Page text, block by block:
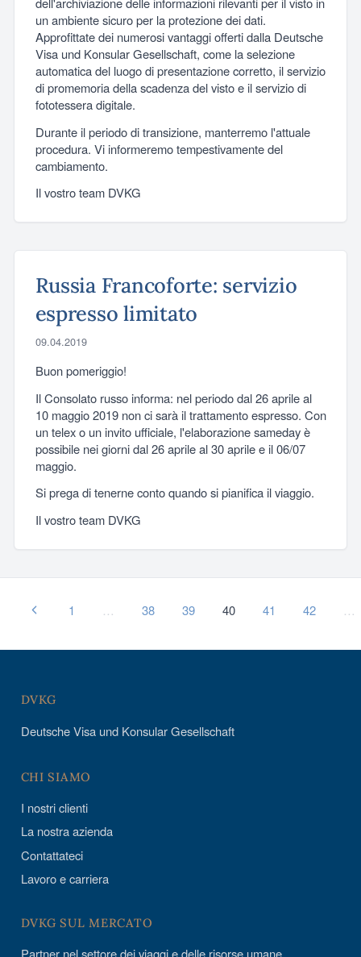
un ambiente sicuro per la protezione dei dati.
Approfittate dei numerosi vantaggi offerti dalla Deutsche
Visa und Konsular Gesellschaft, come la selezione
automatica del luogo di presentazione corretto, il servizio
di promemoria della scadenza del visto e il servizio di
fototessera digitale.
Durante il periodo di transizione, manterremo l'attuale
procedura. Vi informeremo tempestivamente del
cambiamento.
Il vostro team DVKG
Russia Francoforte: servizio
espresso limitato
09.04.2019
Buon pomeriggio!
Il Consolato russo informa: nel periodo dal 26 aprile al
10 maggio 2019 non ci sarà il trattamento espresso. Con
un telex o un invito ufficiale, l'elaborazione sameday è
possibile nei giorni dal 26 aprile al 30 aprile e il 06/07
maggio.
Si prega di tenerne conto quando si pianifica il viaggio.
Il vostro team DVKG
1 … 38 39 40 41 42 …
DVKG
Deutsche Visa und Konsular Gesellschaft
CHI SIAMO
I nostri clienti
La nostra azienda
Contattateci
Lavoro e carriera
DVKG SUL MERCATO
Partner nel settore dei viaggi e delle risorse umane